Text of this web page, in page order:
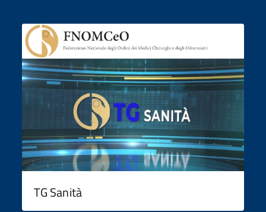
TG Sanità